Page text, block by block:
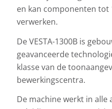
en kan componenten tot
verwerken.
De VESTA-1300B is
geavanceerde
klasse van de
bewerkingscentra.
De machine werkt in alle